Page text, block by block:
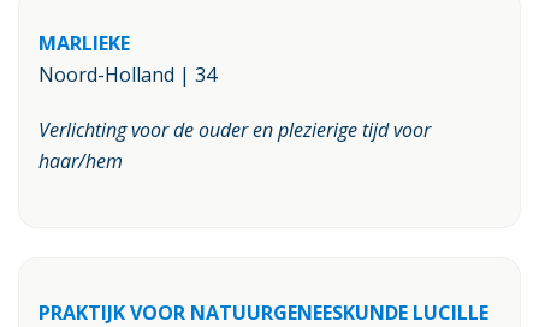
MARLIEKE
Noord-Holland | 34
Verlichting voor de ouder en plezierige tijd voor
haar/hem
PRAKTIJK VOOR NATUURGENEESKUNDE LUCILLE